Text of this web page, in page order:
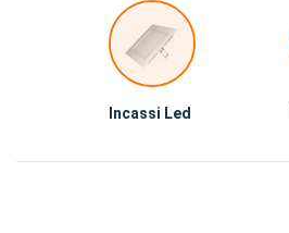
Incassi Led